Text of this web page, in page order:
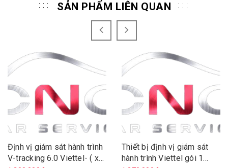
SẢN PHẨM LIÊN QUAN
Định vị giám sát hành trình
V-tracking 6.0 Viettel- ( xe
Thiết bị định vị giám sát
hành trình Viettel gói 1